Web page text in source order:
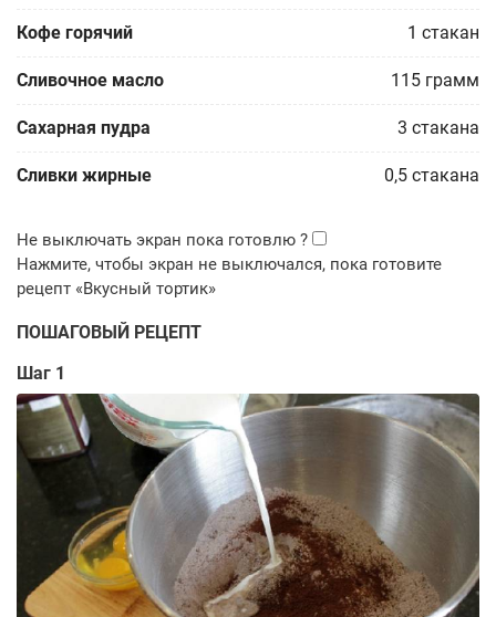
Кофе горячий 1 стакан
Сливочное масло 115 грамм
Сахарная пудра 3 стакана
Сливки жирные 0,5 стакана
ПОШАГОВЫЙ РЕЦЕПТ
Шаг 1